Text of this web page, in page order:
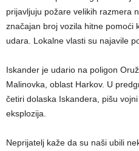
prijavljuju požare velikih razmera
značajan broj vozila hitne pomoći
udara. Lokalne vlasti su najavile
Iskander je udario na poligon
Malinovka, oblast Harkov. U
četiri dolaska Iskandera, pišu
eksplozija.
Neprijatelj kaže da su naši ubili